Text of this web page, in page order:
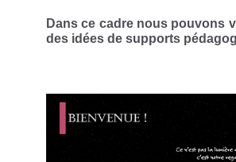
Dans ce cadre nous pouvons
des idées de supports